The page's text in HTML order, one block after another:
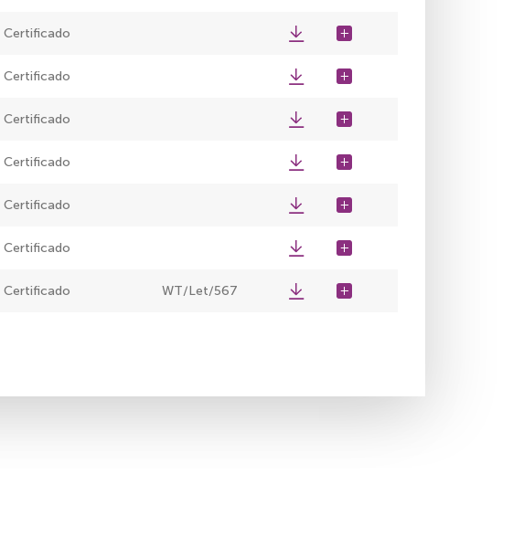
Certificado
Certificado
Certificado
Certificado
Certificado
Certificado
Certificado WT/Let/567